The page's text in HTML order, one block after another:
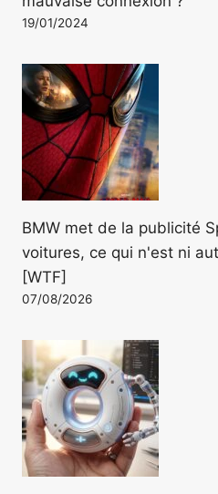
19/01/2024
BMW met de la publicité
voitures, ce qui n'est ni
[WTF]
07/08/2026